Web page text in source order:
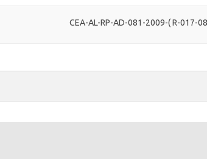
CEA-AL-RP-AD-081-2009-( R-017-